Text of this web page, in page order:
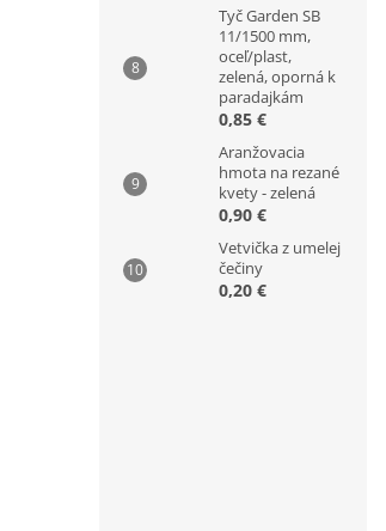
Tyč Garden SB
11/1500 mm,
oceľ/plast,
zelená, oporná k
paradajkám
0,85 €
Aranžovacia
hmota na rezané
kvety - zelená
0,90 €
Vetvička z umelej
čečiny
0,20 €